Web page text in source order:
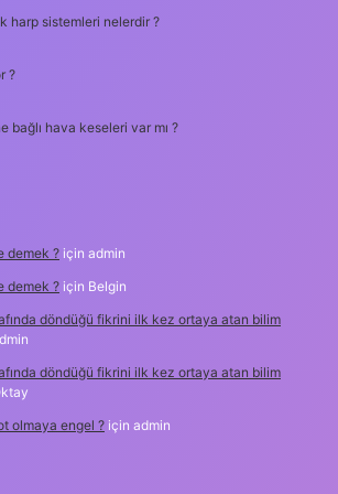
harp sistemleri nelerdir ?
?
bağlı hava keseleri var mı ?
demek ? için admin
demek ? için Belgin
döndüğü fikrini ilk kez ortaya atan bilim
döndüğü fikrini ilk kez ortaya atan bilim
olmaya engel ? için admin